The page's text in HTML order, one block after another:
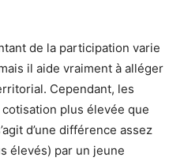
de la participation varie
il aide vraiment à alléger
Cependant, les
plus élevée que
d’une différence assez
élevés) par un jeune